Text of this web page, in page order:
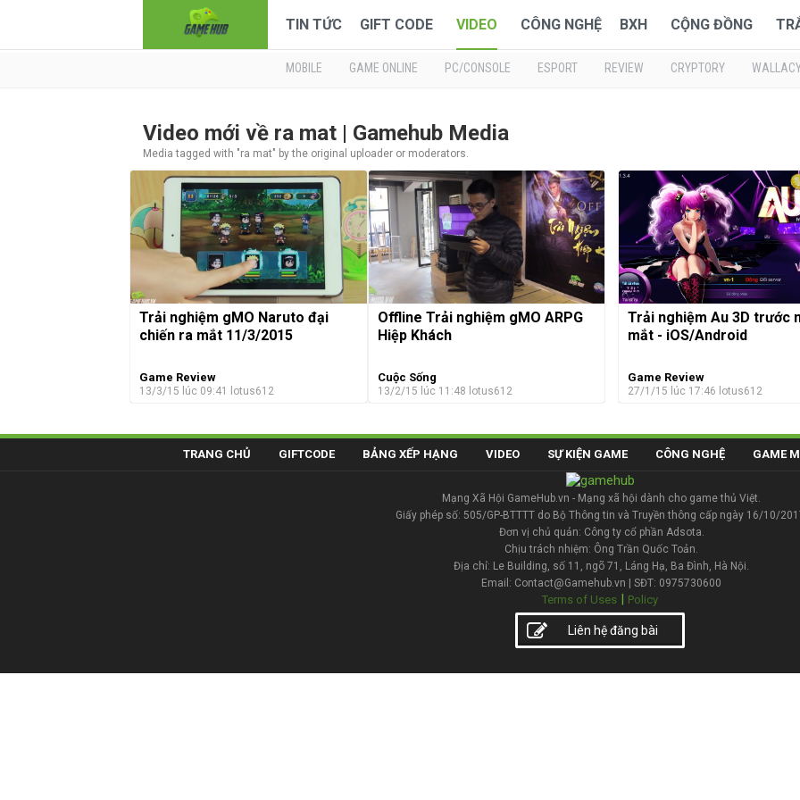
TIN TỨC GIFT CODE VIDEO CÔNG NGHỆ BXH CỘNG ĐỒNG
MOBILE GAME ONLINE PC/CONSOLE ESPORT REVIEW CRYPTORY
Video mới về ra mat | Gamehub Media
Media tagged with "ra mat" by the original uploader or moderators.
Trải nghiệm gMO Naruto đại
chiến ra mắt 11/3/2015
Game Review
13/3/15 lúc 09:41 lotus612
Offline Trải nghiệm gMO ARPG
Hiệp Khách
Cuộc Sống
13/2/15 lúc 11:48 lotus612
Trải nghiệm Au 3D trước
mắt - iOS/Android
Game Review
27/1/15 lúc 17:46 lotus612
TRANG CHỦ GIFTCODE BẢNG XẾP HẠNG VIDEO SỰ KIỆN GAME CÔNG NGHỆ GAME
Mạng Xã Hội GameHub.vn - Mạng xã hội dành cho game thủ Việt.
Giấy phép số: 505/GP-BTTTT do Bộ Thông tin và Truyền thông cấp ngày 16/10/
Đơn vị chủ quản: Công ty cổ phần Adsota.
Chịu trách nhiệm: Ông Trần Quốc Toản.
Địa chỉ: Le Building, số 11, ngõ 71, Láng Hạ, Ba Đình, Hà Nội.
Email: Contact@Gamehub.vn | SĐT: 0975730600
Terms of Uses | Policy
Liên hệ đăng bài